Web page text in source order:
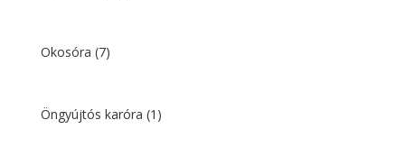
Okosóra (7)
Öngyújtós karóra (1)